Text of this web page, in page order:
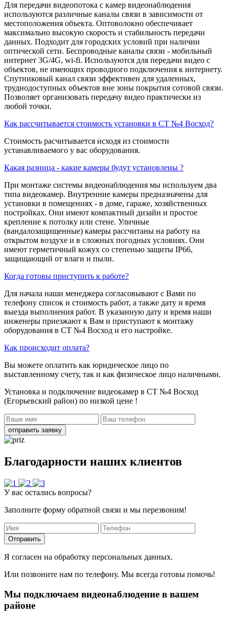
Для передачи видеопотока с камер видеонаблюдения
используются различные каналы связи в зависимости от
местоположения объекта. Оптоволокно обеспечивает
максимально высокую скорость и стабильность передачи
данных. Подходит для городских условий при наличии
оптической сети. Беспроводные каналы связи - мобильный
интернет 3G/4G, wi-fi. Используются для передачи видео с
объектов, не имеющих проводного подключения к интернету.
Спутниковый канал связи эффективен для удаленных,
труднодоступных объектов вне зоны покрытия сотовой связи.
Позволяет организовать передачу видео практически из
любой точки.
Как рассчитывается стоимость установки в СТ №4 Восход?
Стоимость расчитывается исходя из стоимости
устанавливаемого у вас оборудования.
Какая разница - какие камеры будут установлены ?
При монтаже системы видеонаблюдения мы используем два
типа видеокамер. Внутренние камеры предназначены для
установки в помещениях - в доме, гараже, хозяйственных
постройках. Они имеют компактный дизайн и простое
крепление к потолку или стене. Уличные
(вандалозащищенные) камеры рассчитаны на работу на
открытом воздухе и в сложных погодных условиях. Они
имеют герметичный кожух со степенью защиты IP66,
защищающий от влаги и пыли.
Когда готовы приступить к работе?
Для начала наши менеджера согласовывают с Вами по
телефону список и стоимость работ, а также дату и время
выезда выполнения работ. В указанную дату и время наши
инженеры приезжают к Вам и приступают к монтажу
оборудования в СТ №4 Восход и его настройке.
Как происходит оплата?
Вы можете оплатить как юридическое лицо по
выставленному счету, так и как физическое лицо наличными.
Установка и подключение видеокамер в СТ №4 Восход
(Егорьевский район) по низкой цене !
отправить заявку
Благодарности наших клиентов
У вас остались вопросы?
Заполните форму обратной связи и мы перезвоним!
Отправить
Я согласен на обработку персональных данных.
Или позвоните нам по телефону. Мы всегда готовы помочь!
Мы подключаем видеонаблюдение в вашем
районе